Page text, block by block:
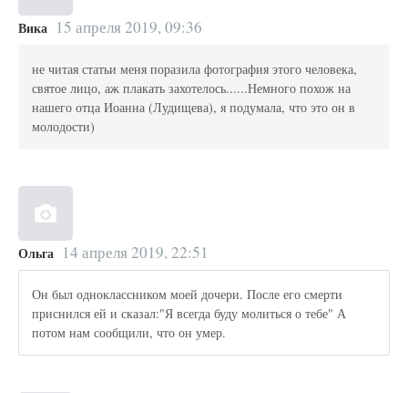
Вика 15 апреля 2019, 09:36
не читая статьи меня поразила фотография этого человека,
святое лицо, аж плакать захотелось......Немного похож на
нашего отца Иоанна (Лудищева), я подумала, что это он в
молодости)
Ольга 14 апреля 2019, 22:51
Он был одноклассником моей дочери. После его смерти
приснился ей и сказал:"Я всегда буду молиться о тебе" А
потом нам сообщили, что он умер.